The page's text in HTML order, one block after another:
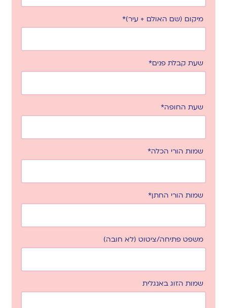
מיקום (שם האולם + עיר)*
שעת קבלת פנים*
שעת החופה*
שמות הורי הכלה*
שמות הורי החתן*
משפט פתיחה/ציטוט (לא חובה)
שמות הזוג באנגלית